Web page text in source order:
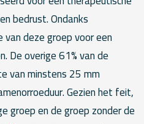
bedrust. Ondanks
deze groep voor een
De overige 61% van de
van minstens 25 mm
Gezien het feit,
groep en de groep zonder de